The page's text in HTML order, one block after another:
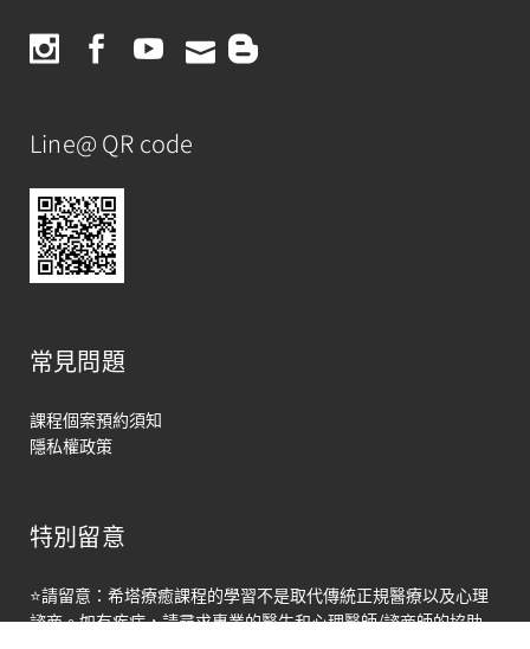
Line@ QR code
常見問題
課程個案預約須知
隱私權政策
特別留意
⭐請留意：希塔療癒課程的學習不是取代傳統正規醫療以及心理
諮商。如有疾病，請尋求專業的醫生和心理醫師/諮商師的協助
Open
chaty